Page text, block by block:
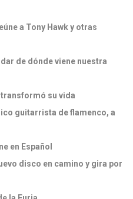
a Tony Hawk y otras
de dónde viene nuestra
transformó su vida
guitarrista de flamenco, a
en Español
disco en camino y gira por